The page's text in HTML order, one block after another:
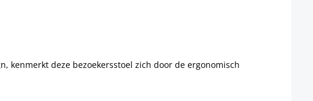
kenmerkt deze bezoekersstoel zich door de ergonomisch